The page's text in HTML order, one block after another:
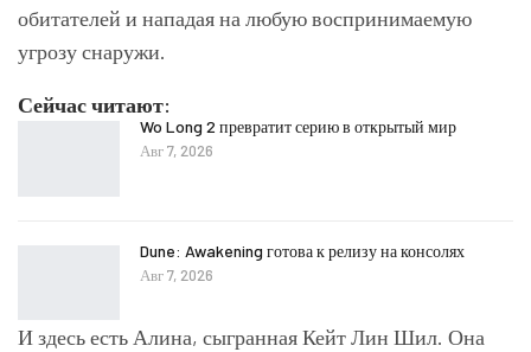
обитателей и нападая на любую воспринимаемую
угрозу снаружи.
Сейчас читают:
Wo Long 2 превратит серию в открытый мир
Авг 7, 2026
Dune: Awakening готова к релизу на консолях
Авг 7, 2026
И здесь есть Алина, сыгранная Кейт Лин Шил. Она